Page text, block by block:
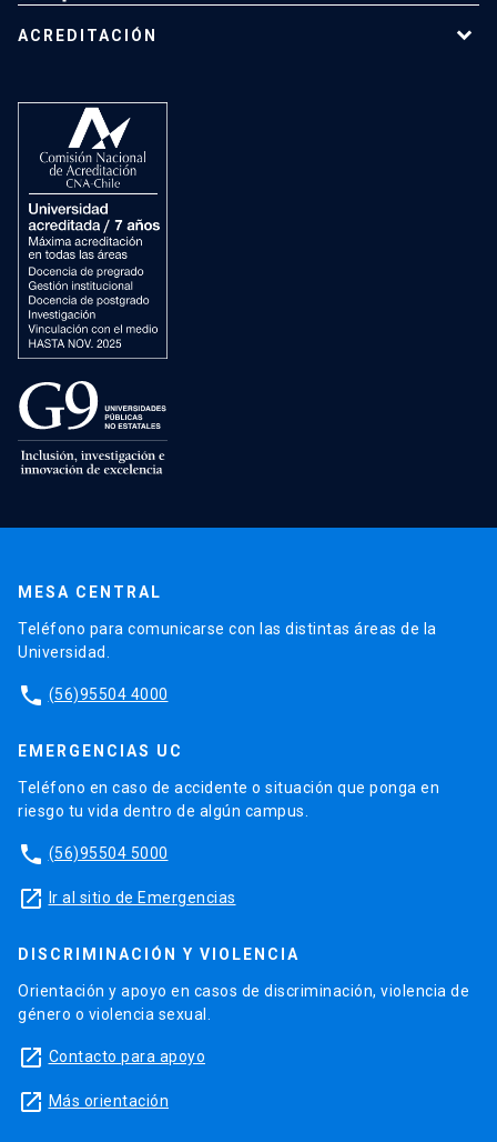
ACREDITACIÓN
MESA CENTRAL
Teléfono para comunicarse con las distintas áreas de la
Universidad.
phone (56)95504 4000
EMERGENCIAS UC
Teléfono en caso de accidente o situación que ponga en
riesgo tu vida dentro de algún campus.
phone (56)95504 5000
launch Ir al sitio de Emergencias
DISCRIMINACIÓN Y VIOLENCIA
Orientación y apoyo en casos de discriminación, violencia de
género o violencia sexual.
launch Contacto para apoyo
launch Más orientación